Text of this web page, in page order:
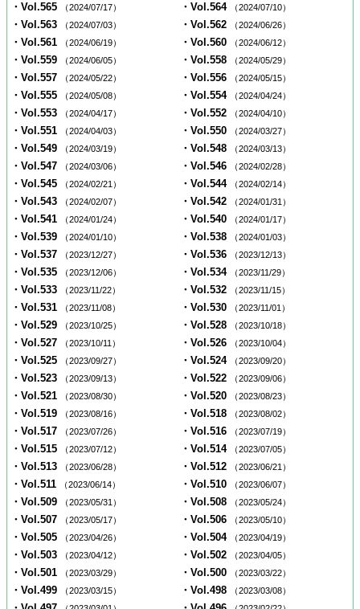
・Vol.565 （2024/07/17） ・Vol.564 （2024/07/10）
・Vol.563 （2024/07/03） ・Vol.562 （2024/06/26）
・Vol.561 （2024/06/19） ・Vol.560 （2024/06/12）
・Vol.559 （2024/06/05） ・Vol.558 （2024/05/29）
・Vol.557 （2024/05/22） ・Vol.556 （2024/05/15）
・Vol.555 （2024/05/08） ・Vol.554 （2024/04/24）
・Vol.553 （2024/04/17） ・Vol.552 （2024/04/10）
・Vol.551 （2024/04/03） ・Vol.550 （2024/03/27）
・Vol.549 （2024/03/19） ・Vol.548 （2024/03/13）
・Vol.547 （2024/03/06） ・Vol.546 （2024/02/28）
・Vol.545 （2024/02/21） ・Vol.544 （2024/02/14）
・Vol.543 （2024/02/07） ・Vol.542 （2024/01/31）
・Vol.541 （2024/01/24） ・Vol.540 （2024/01/17）
・Vol.539 （2024/01/10） ・Vol.538 （2024/01/03）
・Vol.537 （2023/12/27） ・Vol.536 （2023/12/13）
・Vol.535 （2023/12/06） ・Vol.534 （2023/11/29）
・Vol.533 （2023/11/22） ・Vol.532 （2023/11/15）
・Vol.531 （2023/11/08） ・Vol.530 （2023/11/01）
・Vol.529 （2023/10/25） ・Vol.528 （2023/10/18）
・Vol.527 （2023/10/11） ・Vol.526 （2023/10/04）
・Vol.525 （2023/09/27） ・Vol.524 （2023/09/20）
・Vol.523 （2023/09/13） ・Vol.522 （2023/09/06）
・Vol.521 （2023/08/30） ・Vol.520 （2023/08/23）
・Vol.519 （2023/08/16） ・Vol.518 （2023/08/02）
・Vol.517 （2023/07/26） ・Vol.516 （2023/07/19）
・Vol.515 （2023/07/12） ・Vol.514 （2023/07/05）
・Vol.513 （2023/06/28） ・Vol.512 （2023/06/21）
・Vol.511 （2023/06/14） ・Vol.510 （2023/06/07）
・Vol.509 （2023/05/31） ・Vol.508 （2023/05/24）
・Vol.507 （2023/05/17） ・Vol.506 （2023/05/10）
・Vol.505 （2023/04/26） ・Vol.504 （2023/04/19）
・Vol.503 （2023/04/12） ・Vol.502 （2023/04/05）
・Vol.501 （2023/03/29） ・Vol.500 （2023/03/22）
・Vol.499 （2023/03/15） ・Vol.498 （2023/03/08）